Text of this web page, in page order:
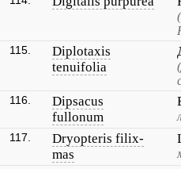
115.
Diplotaxis
tenuifolia
116.
Dipsacus
fullonum
117.
Dryopteris filix-
mas